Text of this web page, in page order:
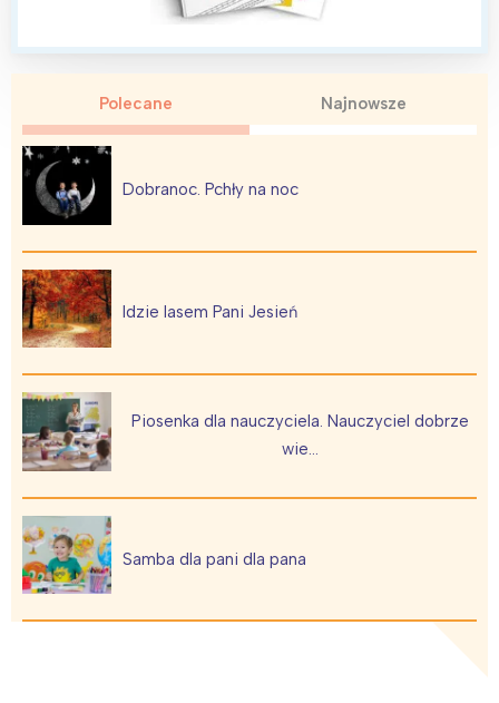
Polecane Najnowsze
Dobranoc. Pchły na noc
Idzie lasem Pani Jesień
Piosenka dla nauczyciela. Nauczyciel dobrze
wie…
Samba dla pani dla pana
Interesują mnie wydarzenia z
Warszawa
Łódź
Trójmiasto
Poznań
Kraków
Wybieram